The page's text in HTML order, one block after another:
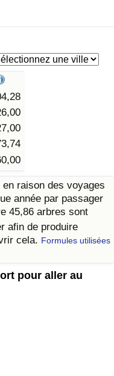
raison des voyages
année par passager
45,86 arbres sont
afin de produire
cela. Formules utilisées
pour aller au
Pays